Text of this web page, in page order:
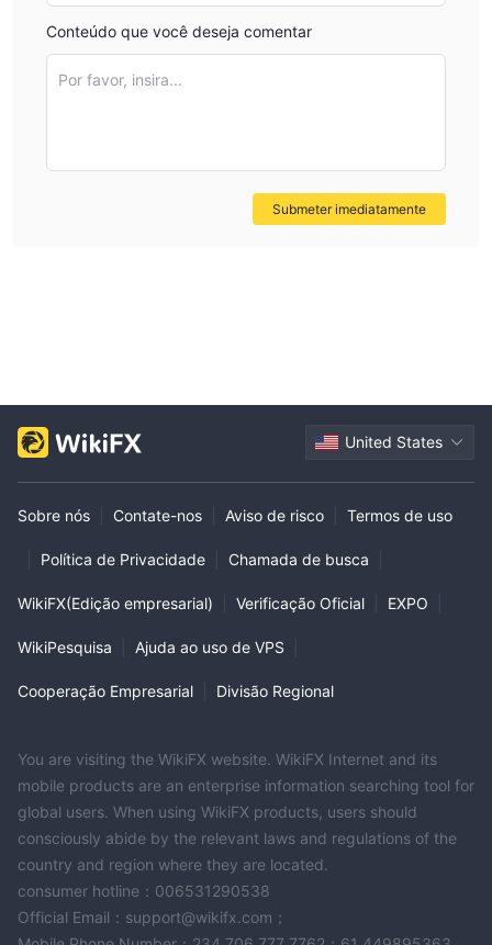
Conteúdo que você deseja comentar
Por favor, insira...
Submeter imediatamente
United States
Sobre nós Contate-nos Aviso de risco Termos de uso
Política de Privacidade Chamada de busca
WikiFX(Edição empresarial) Verificação Oficial EXPO
WikiPesquisa Ajuda ao uso de VPS
Cooperação Empresarial Divisão Regional
You are visiting the WikiFX website. WikiFX Internet and its
mobile products are an enterprise information searching tool for
global users. When using WikiFX products, users should
consciously abide by the relevant laws and regulations of the
country and region where they are located.
consumer hotline：006531290538
Official Email：support@wikifx.com；